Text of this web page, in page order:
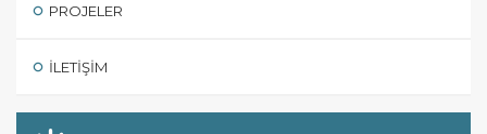
PROJELER
İLETIŞIM